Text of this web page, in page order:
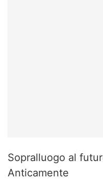
Sopralluogo al
Anticamente